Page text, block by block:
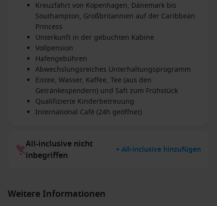
Kreuzfahrt von Kopenhagen, Dänemark bis
Southampton, Großbritannien auf der Caribbean
Princess
Unterkunft in der gebuchten Kabine
Vollpension
Hafengebühren
Abwechslungsreiches Unterhaltungsprogramm
Eistee, Wasser, Kaffee, Tee (aus den
Getränkespendern) und Saft zum Frühstück
Qualifizierte Kinderbetreuung
International Café (24h geöffnet)
All-inclusive nicht
inbegriffen
+ All-inclusive hinzufügen
Weitere Informationen